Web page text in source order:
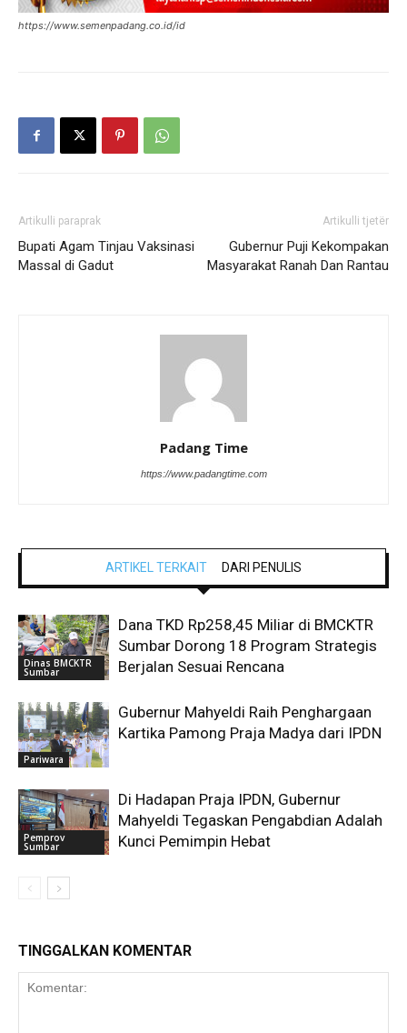
https://www.semenpadang.co.id/id
Artikulli paraprak
Bupati Agam Tinjau Vaksinasi
Massal di Gadut
Artikulli tjetër
Gubernur Puji Kekompakan
Masyarakat Ranah Dan Rantau
Padang Time
https://www.padangtime.com
ARTIKEL TERKAIT DARI PENULIS
Dinas BMCKTR
Sumbar
Dana TKD Rp258,45 Miliar di BMCKTR
Sumbar Dorong 18 Program Strategis
Berjalan Sesuai Rencana
Pariwara
Gubernur Mahyeldi Raih Penghargaan
Kartika Pamong Praja Madya dari IPDN
Pemprov
Sumbar
Di Hadapan Praja IPDN, Gubernur
Mahyeldi Tegaskan Pengabdian Adalah
Kunci Pemimpin Hebat
TINGGALKAN KOMENTAR